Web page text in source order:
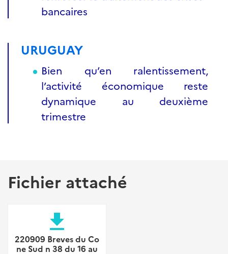
bancaires
URUGUAY
Bien qu’en ralentissement,
l’activité économique reste
dynamique au deuxième
trimestre
Fichier attaché
file_download
220909 Breves du Co
ne Sud n 38 du 16 au